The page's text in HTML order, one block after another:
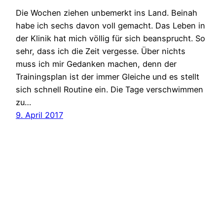
Die Wochen ziehen unbemerkt ins Land. Beinah
habe ich sechs davon voll gemacht. Das Leben in
der Klinik hat mich völlig für sich beansprucht. So
sehr, dass ich die Zeit vergesse. Über nichts
muss ich mir Gedanken machen, denn der
Trainingsplan ist der immer Gleiche und es stellt
sich schnell Routine ein. Die Tage verschwimmen
zu…
9. April 2017